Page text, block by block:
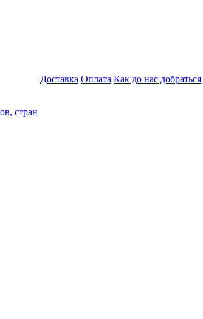
стран
Доставка Оплата Как до нас добраться